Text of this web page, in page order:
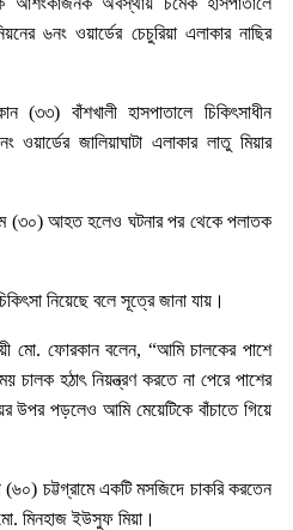
৬নং ওয়ার্ডের চেচুরিয়া এলাকার নাছির
বাঁশখালী হাসপাতালে চিকিৎসাধীন
জালিয়াঘাটা এলাকার লাতু মিয়ার
(৩০) আহত হলেও ঘটনার পর থেকে পলাতক
নিয়েছে বলে সূত্রে জানা যায়।
মো. ফোরকান বলেন, “আমি চালকের পাশে
চালক হঠাৎ নিয়ন্ত্রণ করতে না পেরে পাশের
উপর পড়লেও আমি মেয়েটিকে বাঁচাতে গিয়ে
চট্টগ্রামে একটি মসজিদে চাকরি করতেন
মিনহাজ ইউসুফ মিয়া।